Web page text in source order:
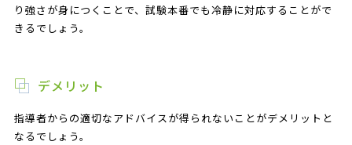
り強さが身につくことで、試験本番でも冷静に対応することがで
きるでしょう。
デメリット
指導者からの適切なアドバイスが得られないことがデメリットと
なるでしょう。